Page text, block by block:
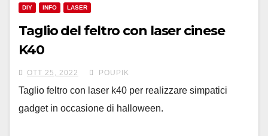
DIY INFO LASER
Taglio del feltro con laser cinese
K40
OTT 25, 2022 POUPIK
Taglio feltro con laser k40 per realizzare simpatici
gadget in occasione di halloween.